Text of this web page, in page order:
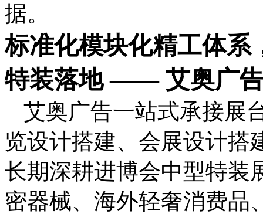
据。
标准化模块化精工体系
特装落地 —— 艾奥广
艾奥广告一站式承接展
览设计搭建、会展设计搭
长期深耕进博会中型特装
密器械、海外轻奢消费品